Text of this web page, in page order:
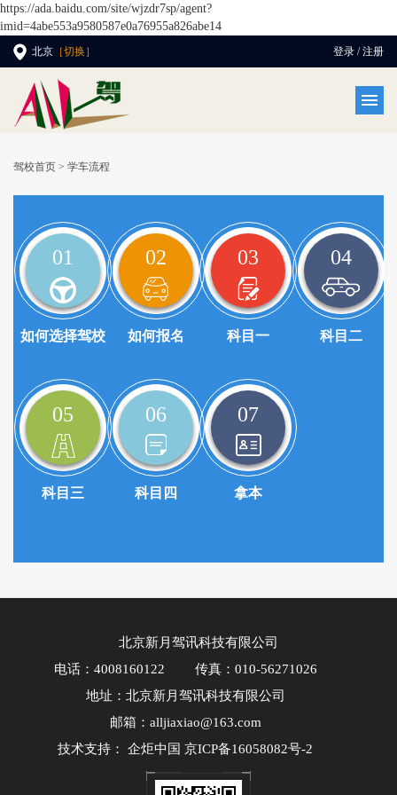
https://ada.baidu.com/site/wjzdr7sp/agent?
imid=4abe553a9580587e0a76955a826abe14
北京 ［切换］ 登录 / 注册
驾校首页 > 学车流程
01
如何选择驾校
02
如何报名
03
科目一
04
科目二
05
科目三
06
科目四
07
拿本
北京新月驾讯科技有限公司
电话：4008160122
传真：010-56271026
地址：北京新月驾讯科技有限公司
邮箱：alljiaxiao@163.com
技术支持： 企炬中国 京ICP备16058082号-2